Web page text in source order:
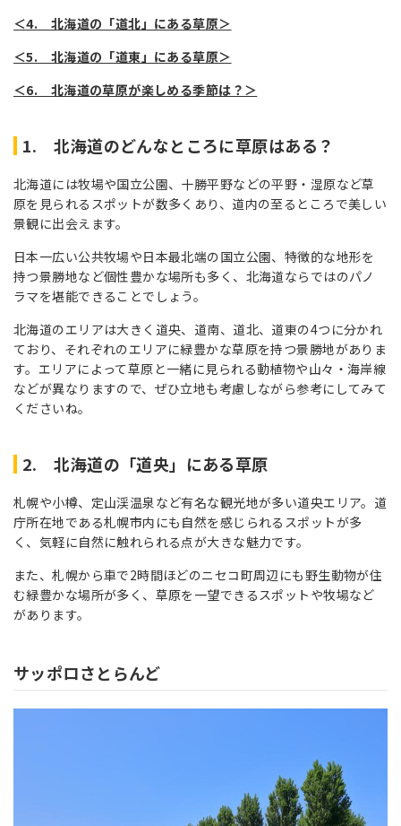
＜4. 北海道の「道北」にある草原＞
＜5. 北海道の「道東」にある草原＞
＜6. 北海道の草原が楽しめる季節は？＞
1. 北海道のどんなところに草原はある？
北海道には牧場や国立公園、十勝平野などの平野・湿原など草
原を見られるスポットが数多くあり、道内の至るところで美しい
景観に出会えます。
日本一広い公共牧場や日本最北端の国立公園、特徴的な地形を
持つ景勝地など個性豊かな場所も多く、北海道ならではのパノ
ラマを堪能できることでしょう。
北海道のエリアは大きく道央、道南、道北、道東の4つに分かれ
ており、それぞれのエリアに緑豊かな草原を持つ景勝地がありま
す。エリアによって草原と一緒に見られる動植物や山々・海岸線
などが異なりますので、ぜひ立地も考慮しながら参考にしてみて
くださいね。
2. 北海道の「道央」にある草原
札幌や小樽、定山渓温泉など有名な観光地が多い道央エリア。道
庁所在地である札幌市内にも自然を感じられるスポットが多
く、気軽に自然に触れられる点が大きな魅力です。
また、札幌から車で2時間ほどのニセコ町周辺にも野生動物が住
む緑豊かな場所が多く、草原を一望できるスポットや牧場など
があります。
サッポロさとらんど